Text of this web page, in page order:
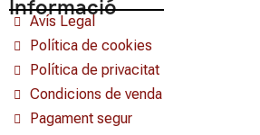
Informació
Avís Legal
Política de cookies
Política de privacitat
Condicions de venda
Pagament segur